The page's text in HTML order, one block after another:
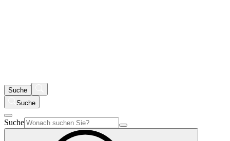
Suche
Suche
Suche